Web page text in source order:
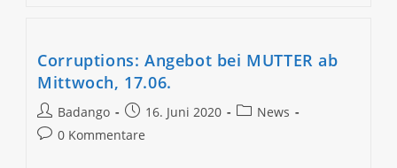
Kaufbar
Corruptions: Angebot bei MUTTER ab
Mittwoch, 17.06.
Beitrags-
Autor:
Badango
Beitrag
veröffentlicht:
16. Juni 2020
Beitrags-
News
Beitrags-
0 Kommentare